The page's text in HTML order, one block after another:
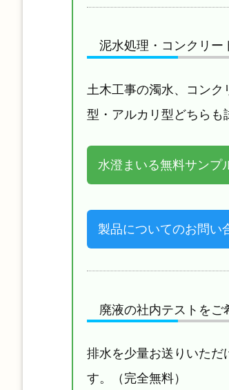
泥水処理・コンクリー
土木工事の濁水、コン
型・アルカリ型どちらも
水澄まいる無料サンプ
製品についてのお問い
廃液の社内テストをご
排水を少量お送りいただ
す。（完全無料）